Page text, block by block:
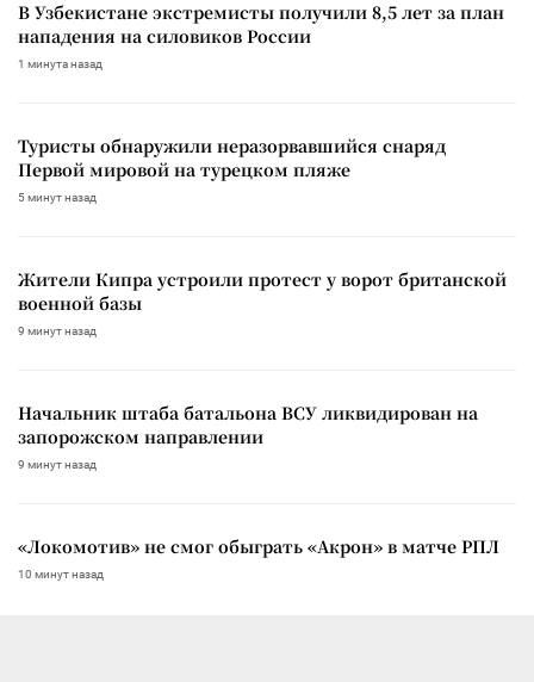
В Узбекистане экстремисты получили 8,5 лет за план
нападения на силовиков России
1 минута назад
Туристы обнаружили неразорвавшийся снаряд
Первой мировой на турецком пляже
5 минут назад
Жители Кипра устроили протест у ворот британской
военной базы
9 минут назад
Начальник штаба батальона ВСУ ликвидирован на
запорожском направлении
9 минут назад
«Локомотив» не смог обыграть «Акрон» в матче РПЛ
10 минут назад